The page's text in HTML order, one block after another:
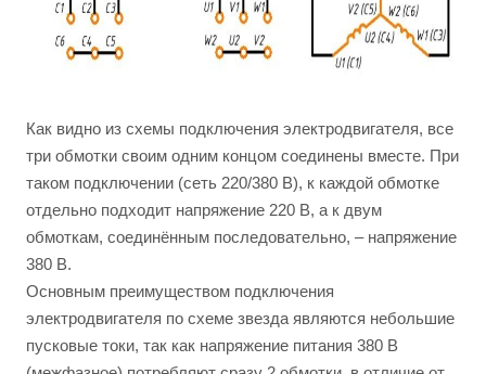
Как видно из схемы подключения электродвигателя, все
три обмотки своим одним концом соединены вместе. При
таком подключении (сеть 220/380 В), к каждой обмотке
отдельно подходит напряжение 220 В, а к двум
обмоткам, соединённым последовательно, – напряжение
380 В.
Основным преимуществом подключения
электродвигателя по схеме звезда являются небольшие
пусковые токи, так как напряжение питания 380 В